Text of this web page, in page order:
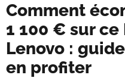
Comment
1 100 € sur
Lenovo :
en profiter